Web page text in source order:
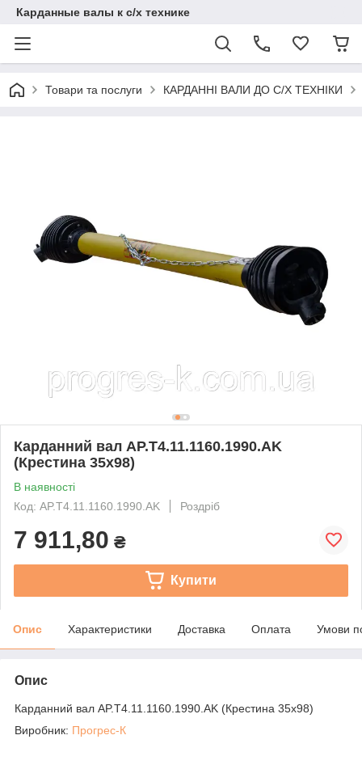
Карданные валы к с/х технике
Товари та послуги КАРДАННІ ВАЛИ ДО С/Х ТЕХНІКИ
Карданний вал AP.T4.11.1160.1990.AK
(Крестина 35х98)
В наявності
Код: AP.T4.11.1160.1990.AK
Роздріб
7 911,80 ₴
Купити
Опис Характеристики Доставка Оплата Умови
Опис
Карданний вал AP.T4.11.1160.1990.AK (Крестина 35х98)
Виробник: Прогрес-К